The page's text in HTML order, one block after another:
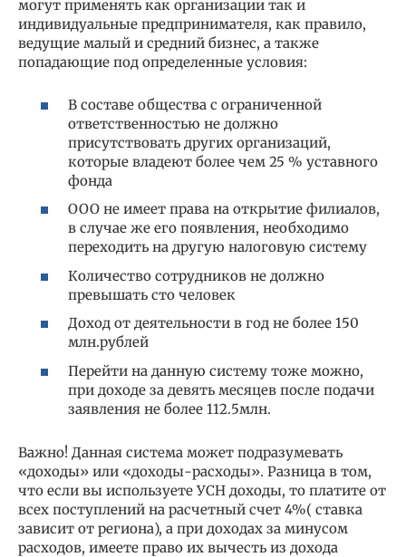
могут применять как организации так и
индивидуальные предпринимателя, как правило,
ведущие малый и средний бизнес, а также
попадающие под определенные условия:
В составе общества с ограниченной
ответственностью не должно
присутствовать других организаций,
которые владеют более чем 25 % уставного
фонда
ООО не имеет права на открытие филиалов,
в случае же его появления, необходимо
переходить на другую налоговую систему
Количество сотрудников не должно
превышать сто человек
Доход от деятельности в год не более 150
млн.рублей
Перейти на данную систему тоже можно,
при доходе за девять месяцев после подачи
заявления не более 112.5млн.
Важно! Данная система может подразумевать
«доходы» или «доходы-расходы». Разница в том,
что если вы используете УСН доходы, то платите от
всех поступлений на расчетный счет 4%( ставка
зависит от региона), а при доходах за минусом
расходов, имеете право их вычесть из дохода